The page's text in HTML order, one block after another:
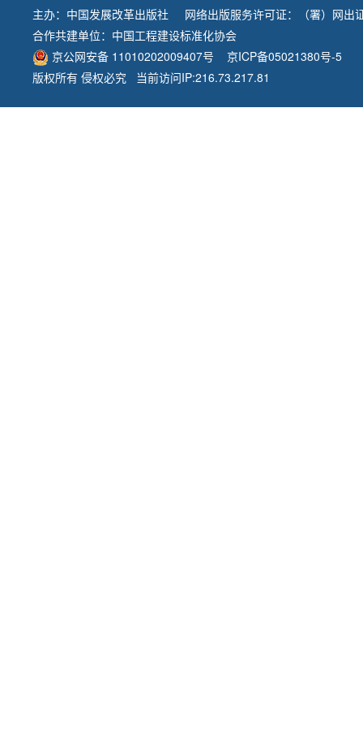
主办： 中国发展改革出版社
网络出版服务许可证：（署）网出
合作共建单位： 中国工程建设标准化协会
京公网安备 11010202009407号
京ICP备05021380号-5
版权所有 侵权必究 当前访问IP:216.73.217.81